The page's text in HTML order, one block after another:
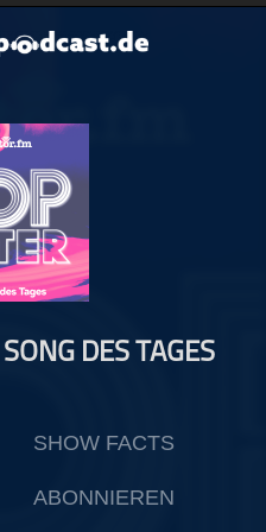
DES TAGES
SHOW FACTS
ABONNIEREN